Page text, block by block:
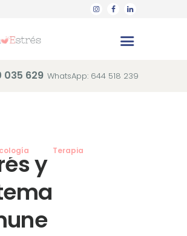
035 629 WhatsApp: 644 518 239
Terapia
y